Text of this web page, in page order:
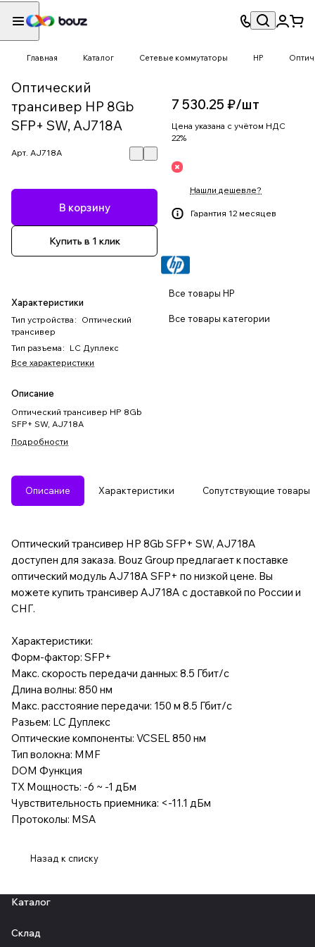
Главная Каталог Сетевые коммутаторы HP
Оптический
трансивер HP 8Gb
SFP+ SW, AJ718A
Арт. AJ718A
В корзину
Купить в 1 клик
Характеристики
Тип устройства : Оптический
трансивер
Тип разъема : LC Дуплекс
Все характеристики
Описание
Оптический трансивер HP 8Gb
SFP+ SW, AJ718A
Подробности
7 530.25 ₽/шт
Цена указана с учётом НДС
22%
Нашли дешевле?
Гарантия 12 месяцев
Все товары HP
Все товары категории
Описание Характеристики Сопутствующие товары
Оптический трансивер HP 8Gb SFP+ SW, AJ718A
доступен для заказа. Bouz Group предлагает к поставке
оптический модуль AJ718A SFP+ по низкой цене. Вы
можете купить трансивер AJ718A с доставкой по России и
СНГ.
Характеристики:
Форм-фактор: SFP+
Макс. скорость передачи данных: 8.5 Гбит/с
Длина волны: 850 нм
Макс. расстояние передачи: 150 м 8.5 Гбит/с
Разьем: LC Дуплекс
Оптические компоненты: VCSEL 850 нм
Тип волокна: MMF
DOM Функция
TX Мощность: -6 ~ -1 дБм
Чувствительность приемника: <-11.1 дБм
Протоколы: MSA
Назад к списку
Каталог
Склад